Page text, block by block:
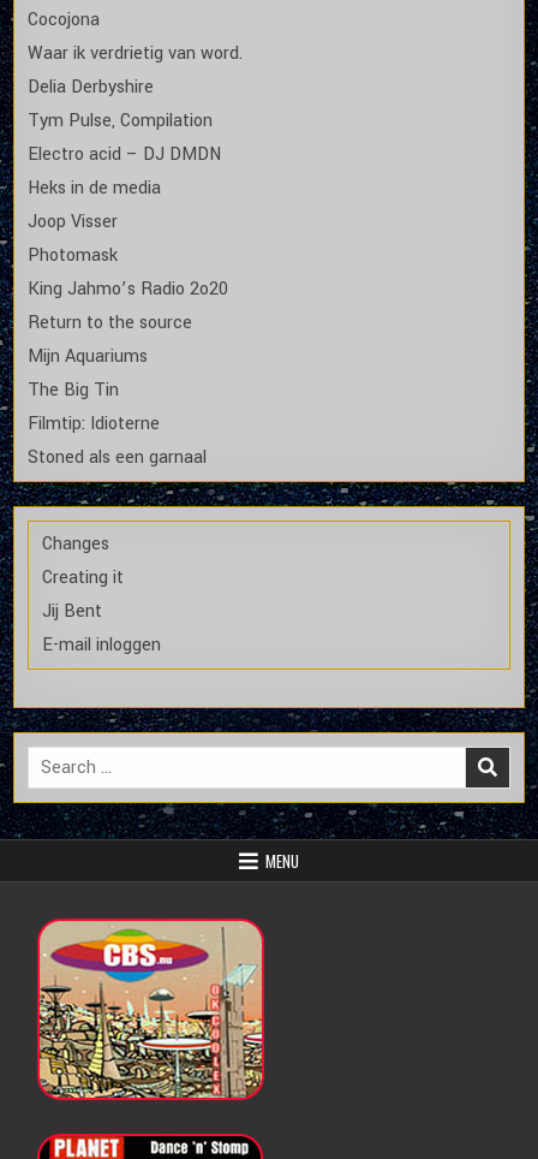
Cocojona
Waar ik verdrietig van word.
Delia Derbyshire
Tym Pulse, Compilation
Electro acid – DJ DMDN
Heks in de media
Joop Visser
Photomask
King Jahmo’s Radio 2o20
Return to the source
Mijn Aquariums
The Big Tin
Filmtip: Idioterne
Stoned als een garnaal
Changes
Creating it
Jij Bent
E-mail inloggen
Search
for:
MENU